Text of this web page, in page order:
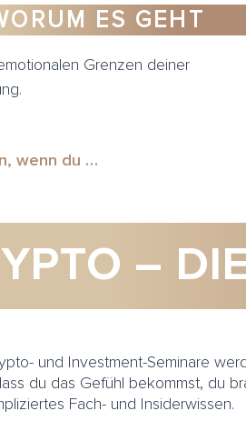
ES GEHT
Grenzen deiner
wenn du …
–
und Investment-Seminare
du das Gefühl bekommst, du
Fach- und Insiderwissen.